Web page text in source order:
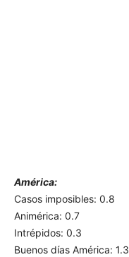
América:
Casos imposibles: 0.8
Animérica: 0.7
Intrépidos: 0.3
Buenos días América: 1.3